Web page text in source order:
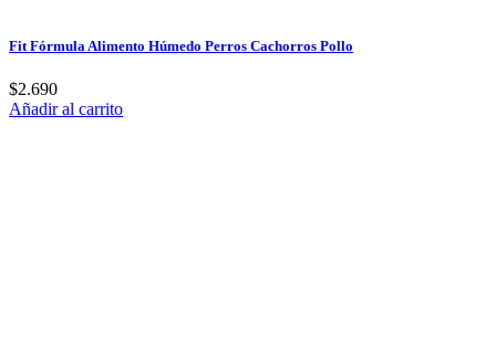
Fit Fórmula Alimento Húmedo Perros Cachorros Pollo
$2.690
Añadir al carrito